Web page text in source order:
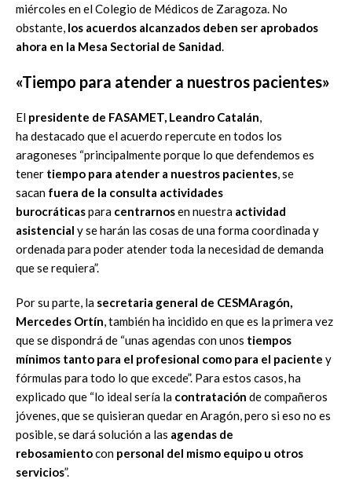
miércoles en el Colegio de Médicos de Zaragoza. No
obstante, los acuerdos alcanzados deben ser aprobados
ahora en la Mesa Sectorial de Sanidad.
«Tiempo para atender a nuestros pacientes»
El presidente de FASAMET, Leandro Catalán,
ha destacado que el acuerdo repercute en todos los
aragoneses “principalmente porque lo que defendemos es
tener tiempo para atender a nuestros pacientes, se
sacan fuera de la consulta actividades
burocráticaspara centrarnosen nuestra actividad
asistencial y se harán las cosas de una forma coordinada y
ordenada para poder atender toda la necesidad de demanda
que se requiera”.
Por su parte, la secretaria general de CESMAragón,
Mercedes Ortín, también ha incidido en que es la primera vez
que se dispondrá de “unas agendas con unos tiempos
mínimos tanto para el profesional como para el paciente y
fórmulas para todo lo que excede”. Para estos casos, ha
explicado que “lo ideal sería la contratación de compañeros
jóvenes, que se quisieran quedar en Aragón, pero si eso no es
posible, se dará solución a las agendas de
rebosamientocon personal del mismo equipo u otros
servicios”.